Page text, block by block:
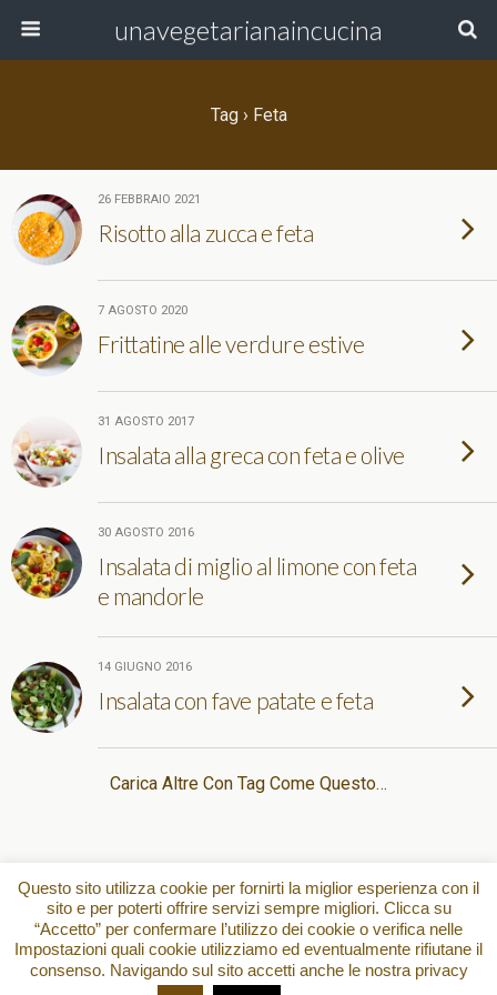
unavegetarianaincucina
Tag › Feta
26 FEBBRAIO 2021
Risotto alla zucca e feta
7 AGOSTO 2020
Frittatine alle verdure estive
31 AGOSTO 2017
Insalata alla greca con feta e olive
30 AGOSTO 2016
Insalata di miglio al limone con feta
e mandorle
14 GIUGNO 2016
Insalata con fave patate e feta
Carica Altre Con Tag Come Questo…
Torna su
Dispositivo Portatile Pc Desktop
All content Copyright
Questo sito utilizza cookie per fornirti la miglior esperienza con il
sito e per poterti offrire servizi sempre migliori. Clicca su
“Accetto” per confermare l’utilizzo dei cookie o verifica nelle
Impostazioni quali cookie utilizziamo ed eventualmente rifiutane il
consenso. Navigando sul sito accetti anche le nostra privacy